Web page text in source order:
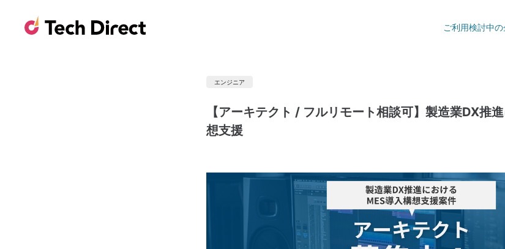
ご利用検討中
エンジニア
【アーキテクト / フルリモート相談可】製造業DX推
想支援